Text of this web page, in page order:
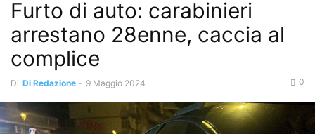
Furto di auto: carabinieri
arrestano 28enne, caccia al
complice
Di Di Redazione - 9 Maggio 2024 0